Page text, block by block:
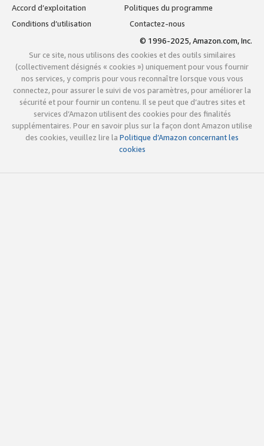
Accord d’exploitation
Politiques du programme
Conditions d’utilisation
Contactez-nous
© 1996-2025, Amazon.com, Inc.
Sur ce site, nous utilisons des cookies et des outils similaires
(collectivement désignés « cookies ») uniquement pour vous fournir
nos services, y compris pour vous reconnaître lorsque vous vous
connectez, pour assurer le suivi de vos paramètres, pour améliorer la
sécurité et pour fournir un contenu. Il se peut que d’autres sites et
services d’Amazon utilisent des cookies pour des finalités
supplémentaires. Pour en savoir plus sur la façon dont Amazon utilise
des cookies, veuillez lire la Politique d’Amazon concernant les
cookies